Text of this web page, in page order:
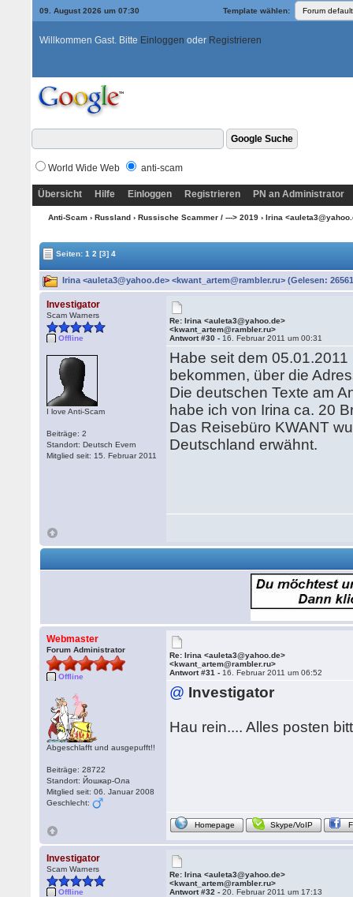
09. August 2026 um 07:30 Template wählen:
Willkommen Gast. Bitte Einloggen oder Registrieren
World Wide Web anti-scam
Übersicht Hilfe Einloggen Registrieren PN an Administrator
Anti-Scam› Russland› Russische Scammer / ---> 2019› Irina
Seiten:1 2 [3] 4
Irina <auleta3@yahoo.de> <kwant_artem@rambler.ru> (Gelesen:
Investigator
Scam Warners
Offline
I love Anti-Scam
Beiträge: 2
Standort: Deutsch Evern
Mitglied seit: 15. Februar 2011
Re: Irina <auleta3@yahoo.de>
<kwant_artem@rambler.ru>
Antwort #30 - 16. Februar 2011 um 00:31
Habe seit dem
bekommen, über die
Die deutschen Texte am
habe ich von Irina ca. 20
Das Reisebüro KWANT
Deutschland erwähnt.
Webmaster
Forum Administrator
Offline
Abgeschlafft und ausgepufft!!
Beiträge: 28722
Standort: Йошкар-Ола
Mitglied seit: 06. Januar 2008
Geschlecht:
Re: Irina <auleta3@yahoo.de>
<kwant_artem@rambler.ru>
Antwort #31 - 16. Februar 2011 um 06:52
@ Investigator
Hau rein.... Alles posten
Homepage Skype/VoIP
Investigator
Scam Warners
Offline
Re: Irina <auleta3@yahoo.de>
<kwant_artem@rambler.ru>
Antwort #32 -20. Februar 2011 um 17:13